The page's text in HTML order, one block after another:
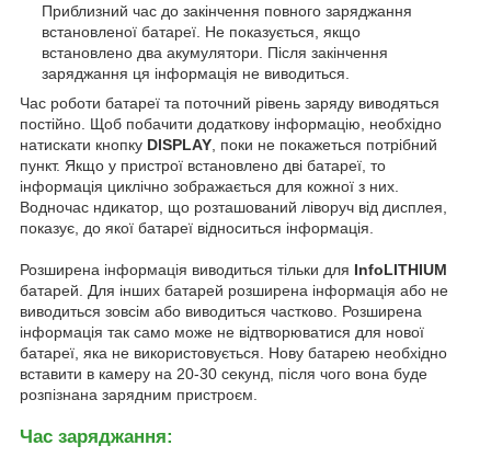
Приблизний час до закінчення повного заряджання
встановленої батареї. Не показується, якщо
встановлено два акумулятори. Після закінчення
заряджання ця інформація не виводиться.
Час роботи батареї та поточний рівень заряду виводяться
постійно. Щоб побачити додаткову інформацію, необхідно
натискати кнопку DISPLAY , поки не покажеться потрібний
пункт. Якщо у пристрої встановлено дві батареї, то
інформація циклічно зображається для кожної з них.
Водночас ндикатор, що розташований ліворуч від дисплея,
показує, до якої батареї відноситься інформація.
Розширена інформація виводиться тільки для InfoLITHIUM
батарей. Для інших батарей розширена інформація або не
виводиться зовсім або виводиться частково. Розширена
інформація так само може не відтворюватися для нової
батареї, яка не використовується. Нову батарею необхідно
вставити в камеру на 20-30 секунд, після чого вона буде
розпізнана зарядним пристроєм.
Час заряджання: